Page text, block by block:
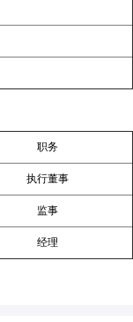
职务
执行董事
监事
经理